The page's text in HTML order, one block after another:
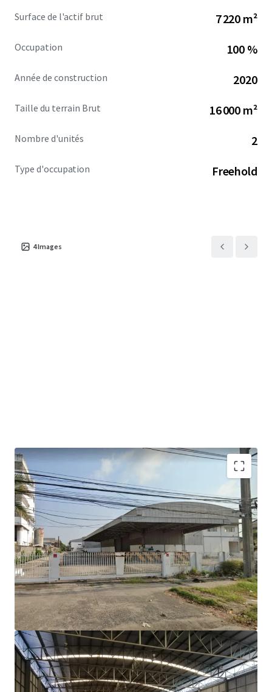
Surface de l'actif brut 7 220 m²
Occupation 100 %
Année de construction 2020
Taille du terrain Brut 16 000 m²
Nombre d'unités 2
Type d'occupation Freehold
4Images
2 warehouse buildings.
Gross useable area is approximately 7,220 sqm
Building 1: warehouse area 2,360 sqm + office 120 sqm.
Building 2: warehouse area 4,284 sqm + office 168 sqm.
Floor loading : 3 Tons/sqm.​
Ceiling height : 9 -12 m.​
Loading bays width : 5.5 m.​
3 phase electric power​
Ample parking area
21.7 km. to Suvarnabhumi Airport
1.6 km. to Teparak Interchange